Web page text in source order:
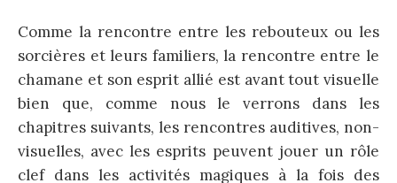
Comme la rencontre entre les rebouteux ou les
sorcières et leurs familiers, la rencontre entre le
chamane et son esprit allié est avant tout visuelle
bien que, comme nous le verrons dans les
chapitres suivants, les rencontres auditives, non-
visuelles, avec les esprits peuvent jouer un rôle
clef dans les activités magiques à la fois des